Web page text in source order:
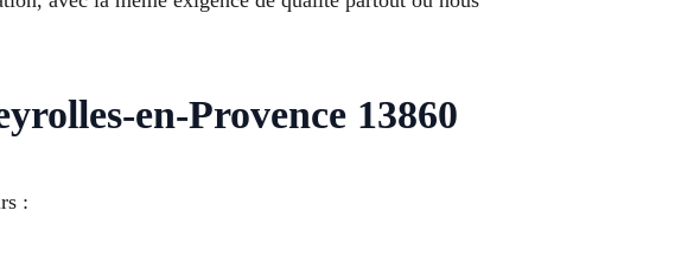
en-Provence 13860
: